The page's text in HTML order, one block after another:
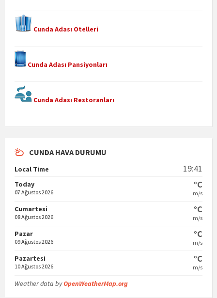
Cunda Adası Otelleri
Cunda Adası Pansiyonları
Cunda Adası Restoranları
CUNDA HAVA DURUMU
Local Time 19:41
Today
07 Ağustos 2026
°C
m/s
Cumartesi
08 Ağustos 2026
°C
m/s
Pazar
09 Ağustos 2026
°C
m/s
Pazartesi
10 Ağustos 2026
°C
m/s
Weather data byOpenWeatherMap.org